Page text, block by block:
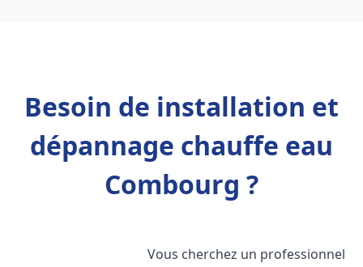
Besoin de installation et
dépannage chauffe eau
Combourg ?
Vous cherchez un professionnel